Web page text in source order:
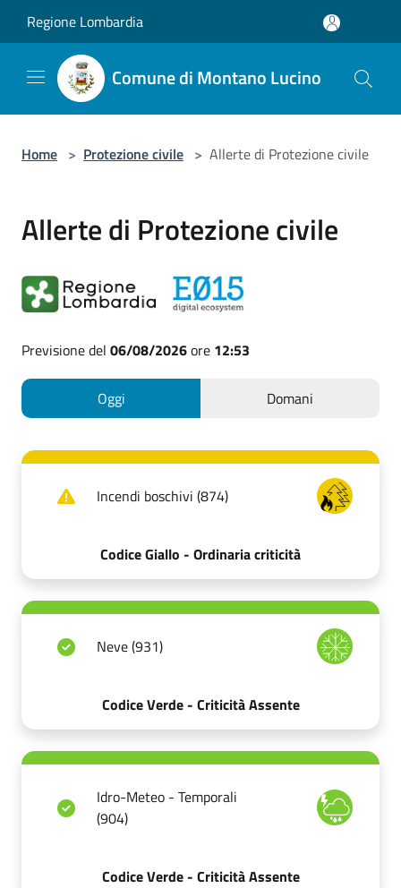
Regione Lombardia
Comune di Montano Lucino
Home > Protezione civile > Allerte di Protezione civile
Allerte di Protezione civile
Previsione del 06/08/2026ore 12:53
Oggi Domani
Incendi boschivi (874)
Codice Giallo - Ordinaria criticità
Neve (931)
Codice Verde - Criticità Assente
Idro-Meteo - Temporali
(904)
Codice Verde - Criticità Assente